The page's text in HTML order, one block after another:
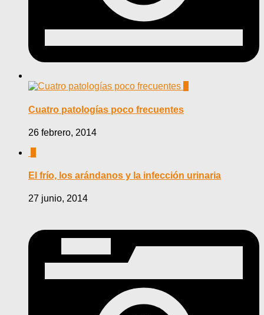
Cuatro patologías poco frecuentes
26 febrero, 2014
El frío, los arándanos y la infección urinaria
27 junio, 2014